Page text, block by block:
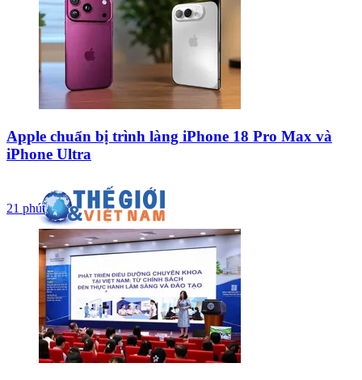
Apple chuẩn bị trình làng iPhone 18 Pro Max và
iPhone Ultra
21 phút